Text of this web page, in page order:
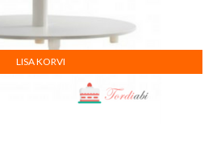
LISA KORVI